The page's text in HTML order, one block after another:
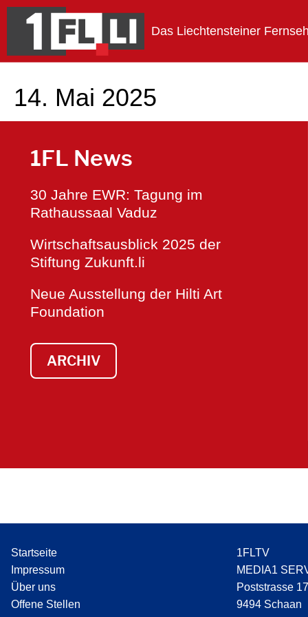
1FLTV
Das Liechtensteiner
14. Mai 2025
1FL News
30 Jahre EWR: Tagung im
Rathaussaal Vaduz
Wirtschaftsausblick 2025 der
Stiftung Zukunft.li
Neue Ausstellung der Hilti Art
Foundation
ARCHIV
Startseite
Impressum
Über uns
Offene Stellen
1FLTV
MEDIA1
Poststrasse 17
9494 Schaan